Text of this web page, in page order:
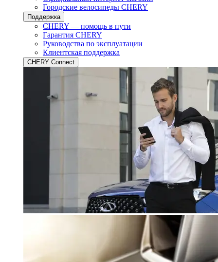
Городские велосипеды CHERY
Поддержка
CHERY — помощь в пути
Гарантия CHERY
Руководства по эксплуатации
Клиентская поддержка
CHERY Connect